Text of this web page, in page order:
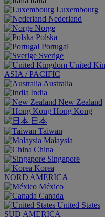
Luxembourg
Nederland
Norge
Polska
Portugal
Sverige
United
ASIA / PACIFIC
Australia
India
New Zealand
Hong Kong
日本
Taiwan
Malaysia
China
Singapore
Korea
NORD AMERICA
México
Canada
United States
SUD AMERICA